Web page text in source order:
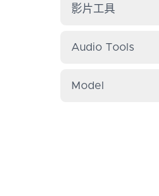
影片工具
Audio Tools
Model